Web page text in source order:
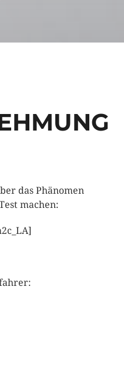
das Phänomen
machen: